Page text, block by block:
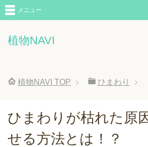
植物NAVI
メニュー
植物NAVI TOP ひまわり
ひまわりが枯れた原
せる方法とは！？